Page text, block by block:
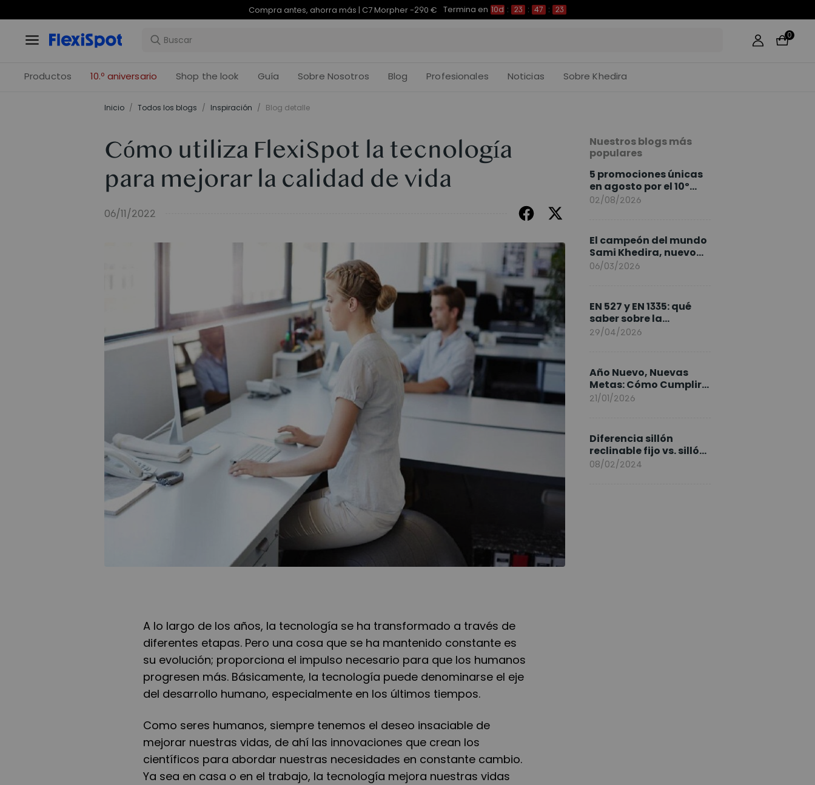
Compra antes, ahorra más | E7 Plus -200 € Termina en 10d : 23 : 47 : 22
0
Productos 10.º aniversario Shop the look Guía Sobre Nosotros Blog Profesionales Noticias Sobre Khedira
Inicio / Todos los blogs / Inspiración / Blog detalle
Cómo utiliza FlexiSpot la tecnología
para mejorar la calidad de vida
06/11/2022
A lo largo de los años, la tecnología se ha transformado a través de
diferentes etapas. Pero una cosa que se ha mantenido constante es
su evolución; proporciona el impulso necesario para que los humanos
progresen más. Básicamente, la tecnología puede denominarse el eje
del desarrollo humano, especialmente en los últimos tiempos.
Como seres humanos, siempre tenemos el deseo insaciable de
mejorar nuestras vidas, de ahí las innovaciones que crean los
científicos para abordar nuestras necesidades en constante cambio.
Ya sea en casa o en el trabajo, la tecnología mejora nuestras vidas
Nuestros blogs más
populares
5 promociones únicas
en agosto por el 10º
Aniversario de
02/08/2026
El campeón del mundo
Sami Khedira, nuevo
embajador de
06/03/2026
EN 527 y EN 1335: qué
saber sobre la
normativa de los
29/04/2026
Año Nuevo, Nuevas
Metas: Cómo Cumplir
tus Objetivos Fitness
21/01/2026
Diferencia sillón
reclinable fijo vs. sillón
elevable
08/02/2024